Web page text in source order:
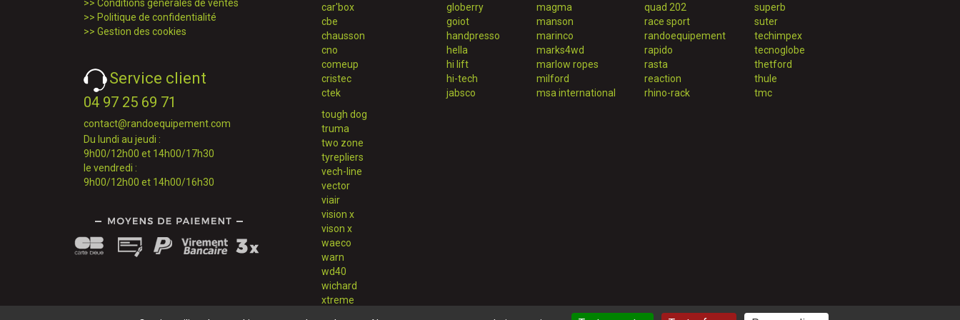
>> Conditions générales de ventes
>> Politique de confidentialité
>> Gestion des cookies
Service client
04 97 25 69 71
contact@randoequipement.com
Du lundi au jeudi :
9h00/12h00 et 14h00/17h30
le vendredi :
9h00/12h00 et 14h00/16h30
car'box
cbe
chausson
cno
comeup
cristec
ctek
globerry
goiot
handpresso
hella
hi lift
hi-tech
jabsco
magma
manson
marinco
marks4wd
marlow ropes
milford
msa international
quad 202
race sport
randoequipement
rapido
rasta
reaction
rhino-rack
superb
suter
techimpex
tecnoglobe
thetford
thule
tmc
tough dog
truma
two zone
tyrepliers
vech-line
vector
viair
vision x
vison x
waeco
warn
wd40
wichard
xtreme